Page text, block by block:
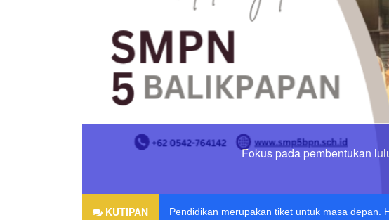
Fokus pada pembentukan
KUTIPAN
Agama tanpa ilmu pengetahuan adalah buta.